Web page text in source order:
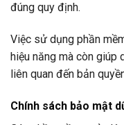
đúng quy định.
Việc sử dụng phần
hiệu năng mà còn giúp
liên quan đến bản
Chính sách bảo mật